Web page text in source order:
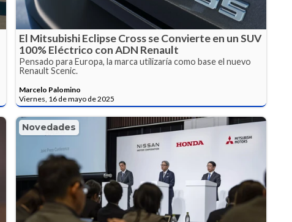
El Mitsubishi Eclipse Cross se Convierte en un SUV
100% Eléctrico con ADN Renault
Pensado para Europa, la marca utilizaría como base el nuevo
Renault Scenic.
Marcelo Palomino
Viernes, 16 de mayo de 2025
Novedades